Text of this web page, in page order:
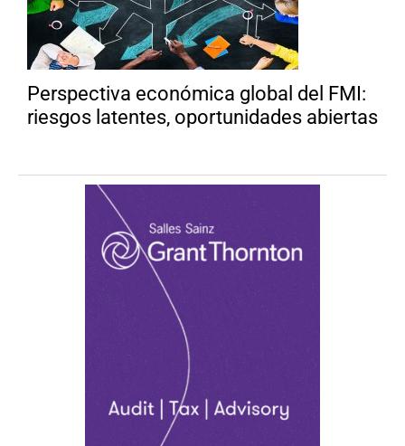
Perspectiva económica global del FMI:
riesgos latentes, oportunidades abiertas